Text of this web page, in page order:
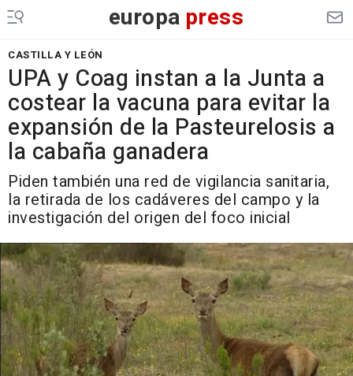
europa press
CASTILLA Y LEÓN
UPA y Coag instan a la Junta a
costear la vacuna para evitar la
expansión de la Pasteurelosis a
la cabaña ganadera
Piden también una red de vigilancia sanitaria,
la retirada de los cadáveres del campo y la
investigación del origen del foco inicial